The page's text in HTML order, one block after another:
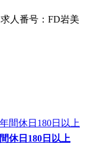
人番号：FD岩美
休日180日以上